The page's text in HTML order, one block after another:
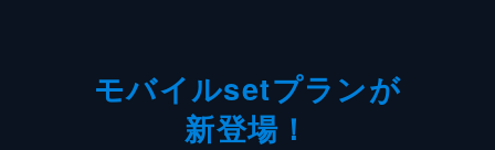
モバイルsetプランが
新登場！